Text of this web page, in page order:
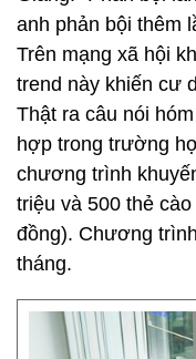
anh phản bội thêm
Trên mạng xã hội
trend này khiến cư
Thật ra câu nói
hợp trong trường
chương trình
triệu và 500 thẻ
đồng). Chương
tháng.